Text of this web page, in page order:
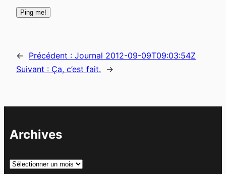
← Précédent : Journal 2012-09-09T09:03:54Z
Suivant : Ça, c’est fait. →
Archives
A